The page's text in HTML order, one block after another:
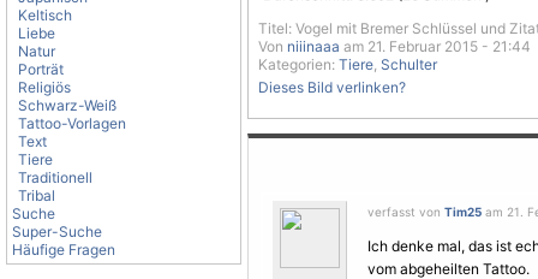
Keltisch
Liebe
Natur
Porträt
Religiös
Schwarz-Weiß
Tattoo-Vorlagen
Text
Tiere
Traditionell
Tribal
Suche
Super-Suche
Häufige Fragen
Titel: Vogel mit Bremer Schlüssel und
Von niiinaaa am 21. Februar 2015 - 21:44
Kategorien: Tiere, Schulter
Dieses Bild verlinken?
verfasst von Tim25 am 21.
Ich denke mal, das ist
vom abgeheilten Tattoo.